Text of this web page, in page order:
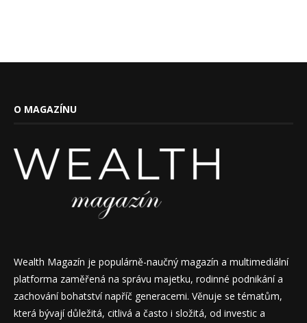
O MAGAZÍNU
Wealth Magazín je populárně-naučný magazín a multimediální
platforma zaměřená na správu majetku, rodinné podnikání a
zachování bohatství napříč generacemi. Věnuje se tématům,
která bývají důležitá, citlivá a často i složitá, od investic a